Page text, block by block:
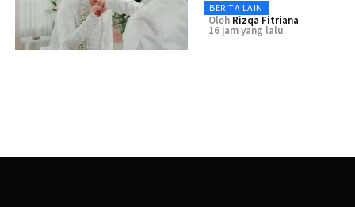
BERITA LAIN
Oleh Rizqa Fitriana
16 jam yang lalu